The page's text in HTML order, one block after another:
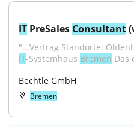
IT PreSales Consultant
"...Vertrag Standorte:
IT-Systemhaus Bremen Das
Bechtle GmbH
Bremen